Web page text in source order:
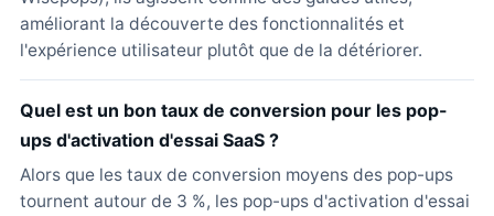
améliorant la découverte des fonctionnalités et
l'expérience utilisateur plutôt que de la détériorer.
Quel est un bon taux de conversion pour les pop-
ups d'activation d'essai SaaS ?
Alors que les taux de conversion moyens des pop-ups
tournent autour de 3 %, les pop-ups d'activation d'essai